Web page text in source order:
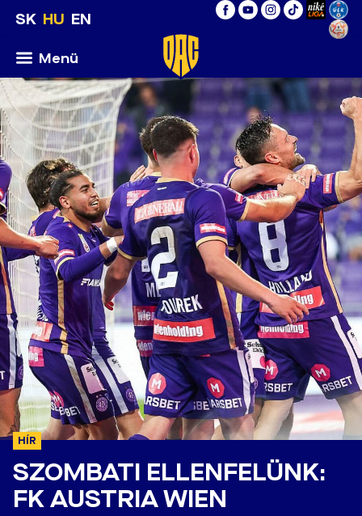
SK HU EN
Menü
HÍR
SZOMBATI ELLENFELÜNK:
FK AUSTRIA WIEN